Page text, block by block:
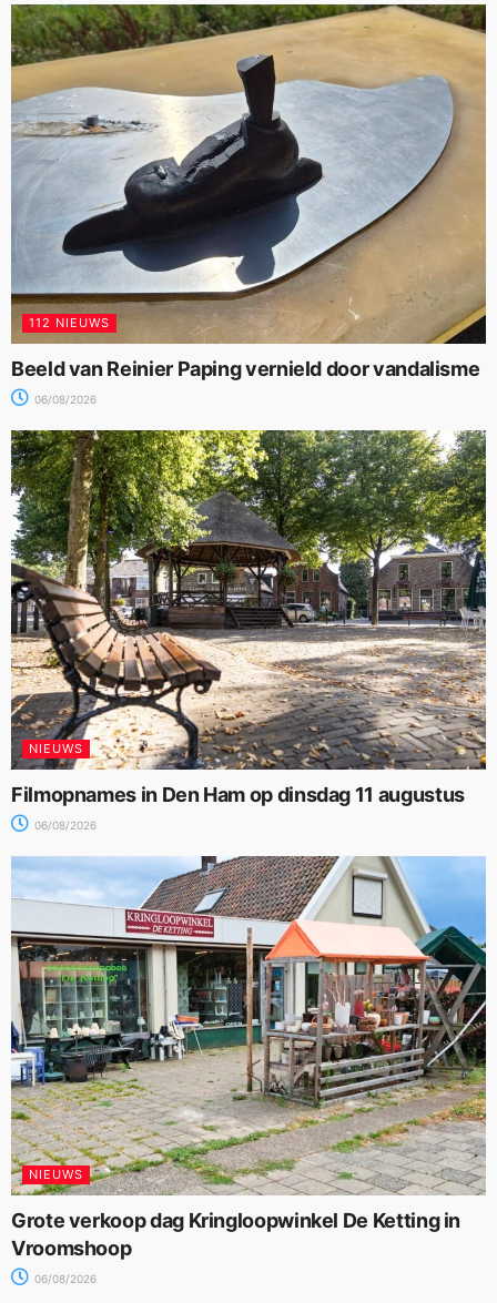
112 NIEUWS
Beeld van Reinier Paping vernield door vandalisme
06/08/2026
NIEUWS
Filmopnames in Den Ham op dinsdag 11 augustus
06/08/2026
NIEUWS
Grote verkoop dag Kringloopwinkel De Ketting in
Vroomshoop
06/08/2026